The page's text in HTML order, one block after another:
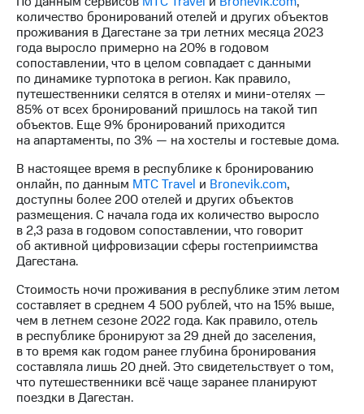
количество бронирований отелей и других объектов
проживания в Дагестане за три летних месяца 2023
года выросло примерно на 20% в годовом
сопоставлении, что в целом совпадает с данными
по динамике турпотока в регион. Как правило,
путешественники селятся в отелях и мини-отелях —
85% от всех бронирований пришлось на такой тип
объектов. Еще 9% бронирований приходится
на апартаменты, по 3% — на хостелы и гостевые дома.
В настоящее время в республике к бронированию
онлайн, по данным МТС Travel и Bronevik.com,
доступны более 200 отелей и других объектов
размещения. С начала года их количество выросло
в 2,3 раза в годовом сопоставлении, что говорит
об активной цифровизации сферы гостеприимства
Дагестана.
Стоимость ночи проживания в республике этим летом
составляет в среднем 4 500 рублей, что на 15% выше,
чем в летнем сезоне 2022 года. Как правило, отель
в республике бронируют за 29 дней до заселения,
в то время как годом ранее глубина бронирования
составляла лишь 20 дней. Это свидетельствует о том,
что путешественники всё чаще заранее планируют
поездки в Дагестан.